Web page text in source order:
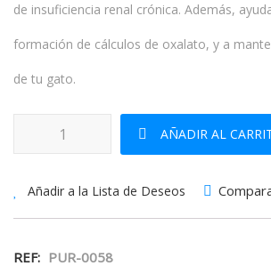
de insuficiencia renal crónica. Además,
formación de cálculos de oxalato, y a
de tu gato.
Advance Cat Renal 1.5 Kg cantidad
AÑADIR AL
Añadir a la Lista de Deseos
REF: PUR-0058